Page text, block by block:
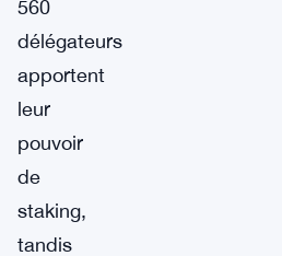
560
délégateurs
apportent
leur
pouvoir
de
staking,
tandis